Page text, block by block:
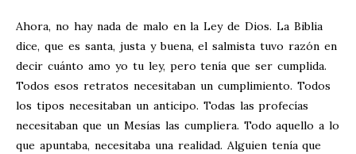
Ahora, no hay nada de malo en la Ley de Dios. La Biblia
dice, que es santa, justa y buena, el salmista tuvo razón en
decir cuánto amo yo tu ley, pero tenía que ser cumplida.
Todos esos retratos necesitaban un cumplimiento. Todos
los tipos necesitaban un anticipo. Todas las profecías
necesitaban que un Mesías las cumpliera. Todo aquello a lo
que apuntaba, necesitaba una realidad. Alguien tenía que